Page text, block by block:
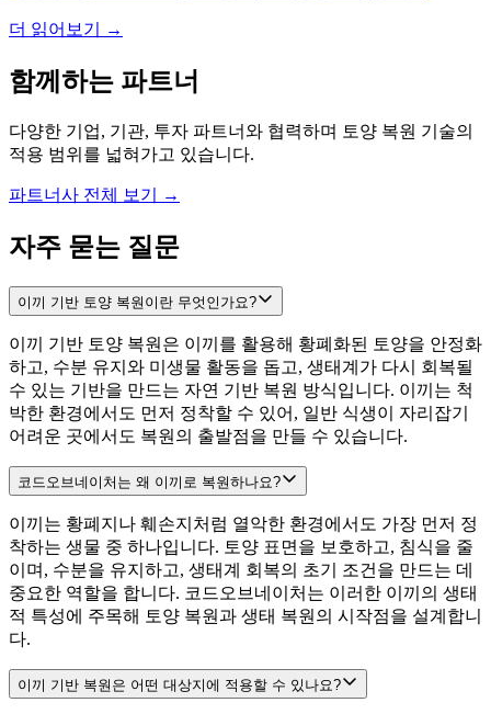
더 읽어보기 →
함께하는 파트너
다양한 기업, 기관, 투자 파트너와 협력하며 토양 복원 기술의
적용 범위를 넓혀가고 있습니다.
파트너사 전체 보기 →
자주 묻는 질문
이끼 기반 토양 복원이란 무엇인가요?
이끼 기반 토양 복원은 이끼를 활용해 황폐화된 토양을 안정화
하고, 수분 유지와 미생물 활동을 돕고, 생태계가 다시 회복될
수 있는 기반을 만드는 자연 기반 복원 방식입니다. 이끼는 척
박한 환경에서도 먼저 정착할 수 있어, 일반 식생이 자리잡기
어려운 곳에서도 복원의 출발점을 만들 수 있습니다.
코드오브네이처는 왜 이끼로 복원하나요?
이끼는 황폐지나 훼손지처럼 열악한 환경에서도 가장 먼저 정
착하는 생물 중 하나입니다. 토양 표면을 보호하고, 침식을 줄
이며, 수분을 유지하고, 생태계 회복의 초기 조건을 만드는 데
중요한 역할을 합니다. 코드오브네이처는 이러한 이끼의 생태
적 특성에 주목해 토양 복원과 생태 복원의 시작점을 설계합니
다.
이끼 기반 복원은 어떤 대상지에 적용할 수 있나요?